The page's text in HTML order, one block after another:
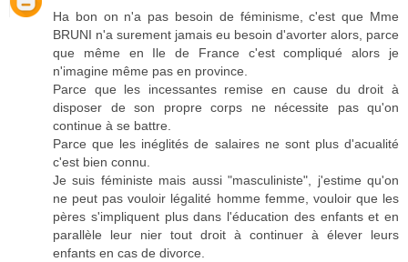
Ha bon on n'a pas besoin de féminisme, c'est que Mme
BRUNI n'a surement jamais eu besoin d'avorter alors, parce
que même en Ile de France c'est compliqué alors je
n'imagine même pas en province.
Parce que les incessantes remise en cause du droit à
disposer de son propre corps ne nécessite pas qu'on
continue à se battre.
Parce que les inéglités de salaires ne sont plus d'acualité
c'est bien connu.
Je suis féministe mais aussi "masculiniste", j'estime qu'on
ne peut pas vouloir légalité homme femme, vouloir que les
pères s'impliquent plus dans l'éducation des enfants et en
parallèle leur nier tout droit à continuer à élever leurs
enfants en cas de divorce.